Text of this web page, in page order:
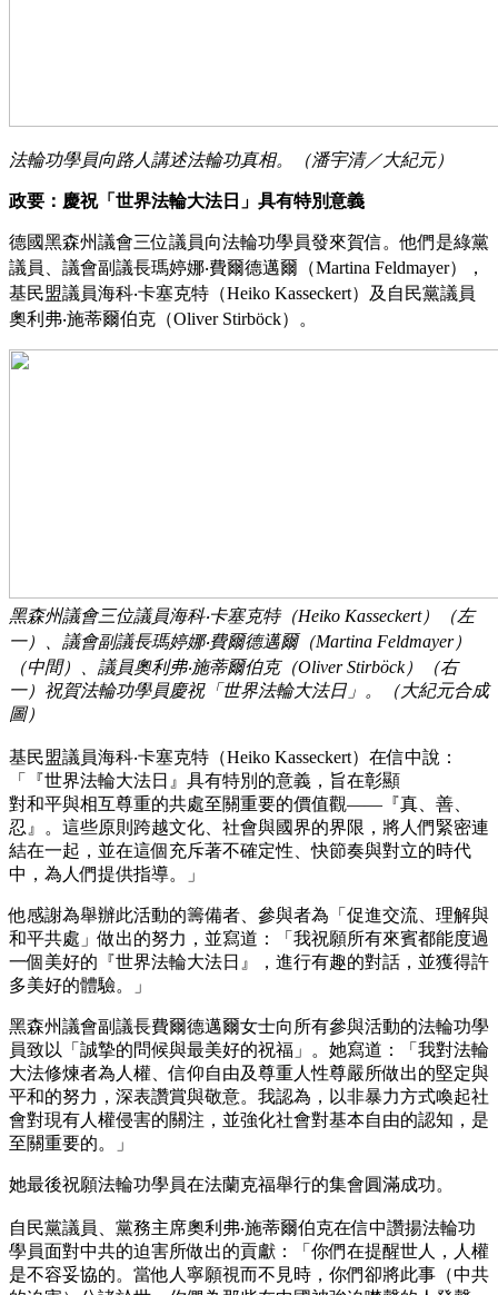
法輪功學員向路人講述法輪功真相。（潘宇清／大紀元）
政要：慶祝「世界法輪大法日」具有特別意義
德國黑森州議會三位議員向法輪功學員發來賀信。他們是綠黨
議員、議會副議長瑪婷娜‧費爾德邁爾（Martina Feldmayer），
基民盟議員海科‧卡塞克特（Heiko Kasseckert）及自民黨議員
奧利弗‧施蒂爾伯克（Oliver Stirböck）。
黑森州議會三位議員海科‧卡塞克特（Heiko Kasseckert）（左
一）、議會副議長瑪婷娜‧費爾德邁爾（Martina Feldmayer）
（中間）、議員奧利弗‧施蒂爾伯克（Oliver Stirböck）（右
一）祝賀法輪功學員慶祝「世界法輪大法日」。（大紀元合成
圖）
基民盟議員海科‧卡塞克特（Heiko Kasseckert）在信中說：
「『世界法輪大法日』具有特別的意義，旨在彰顯
對和平與相互尊重的共處至關重要的價值觀——『真、善、
忍』。這些原則跨越文化、社會與國界的界限，將人們緊密連
結在一起，並在這個充斥著不確定性、快節奏與對立的時代
中，為人們提供指導。」
他感謝為舉辦此活動的籌備者、參與者為「促進交流、理解與
和平共處」做出的努力，並寫道：「我祝願所有來賓都能度過
一個美好的『世界法輪大法日』，進行有趣的對話，並獲得許
多美好的體驗。」
黑森州議會副議長費爾德邁爾女士向所有參與活動的法輪功學
員致以「誠摯的問候與最美好的祝福」。她寫道：「我對法輪
大法修煉者為人權、信仰自由及尊重人性尊嚴所做出的堅定與
平和的努力，深表讚賞與敬意。我認為，以非暴力方式喚起社
會對現有人權侵害的關注，並強化社會對基本自由的認知，是
至關重要的。」
她最後祝願法輪功學員在法蘭克福舉行的集會圓滿成功。
自民黨議員、黨務主席奧利弗‧施蒂爾伯克在信中讚揚法輪功
學員面對中共的迫害所做出的貢獻：「你們在提醒世人，人權
是不容妥協的。當他人寧願視而不見時，你們卻將此事（中共